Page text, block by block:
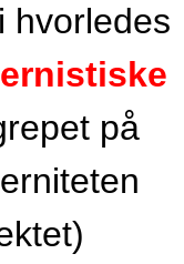
hvorledes
på